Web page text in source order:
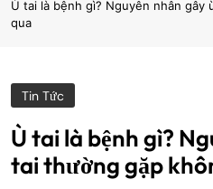
Ù tai là bệnh gì? Nguyên nhân
qua
Tin Tức
Ù tai là bệnh gì?
tai thường gặp